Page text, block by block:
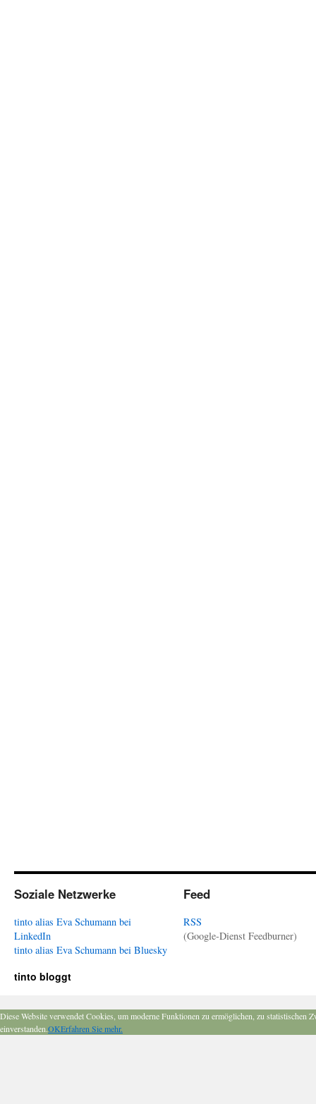
Soziale Netzwerke
tinto alias Eva Schumann bei
LinkedIn
tinto alias Eva Schumann bei Bluesky
Feed
RSS
(Google-Dienst Feedburner)
tinto bloggt
Diese Website verwendet Cookies, um moderne Funktionen zu ermöglichen, zu
einverstanden.OKErfahren Sie mehr.